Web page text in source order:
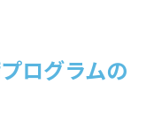
性ログラムの